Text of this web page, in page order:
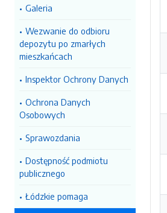
Galeria
Wezwanie do odbioru
depozytu po zmarłych
mieszkańcach
Inspektor Ochrony Danych
Ochrona Danych
Osobowych
Sprawozdania
Dostępność podmiotu
publicznego
Łódzkie pomaga